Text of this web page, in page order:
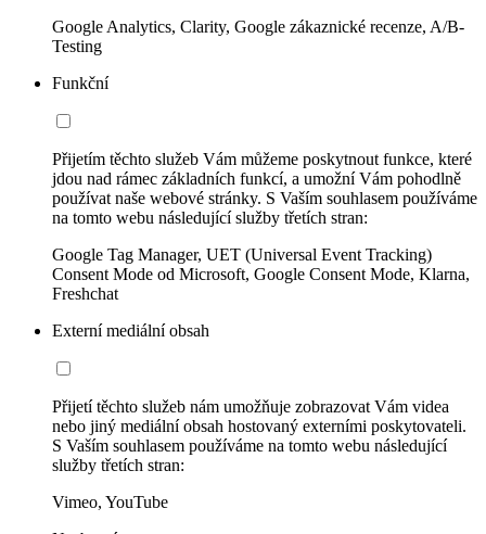
Google Analytics, Clarity, Google zákaznické recenze, A/B-
Testing
Funkční
Přijetím těchto služeb Vám můžeme poskytnout funkce, které
jdou nad rámec základních funkcí, a umožní Vám pohodlně
používat naše webové stránky. S Vaším souhlasem používáme
na tomto webu následující služby třetích stran:
Google Tag Manager, UET (Universal Event Tracking)
Consent Mode od Microsoft, Google Consent Mode, Klarna,
Freshchat
Externí mediální obsah
Přijetí těchto služeb nám umožňuje zobrazovat Vám videa
nebo jiný mediální obsah hostovaný externími poskytovateli.
S Vaším souhlasem používáme na tomto webu následující
služby třetích stran:
Vimeo, YouTube